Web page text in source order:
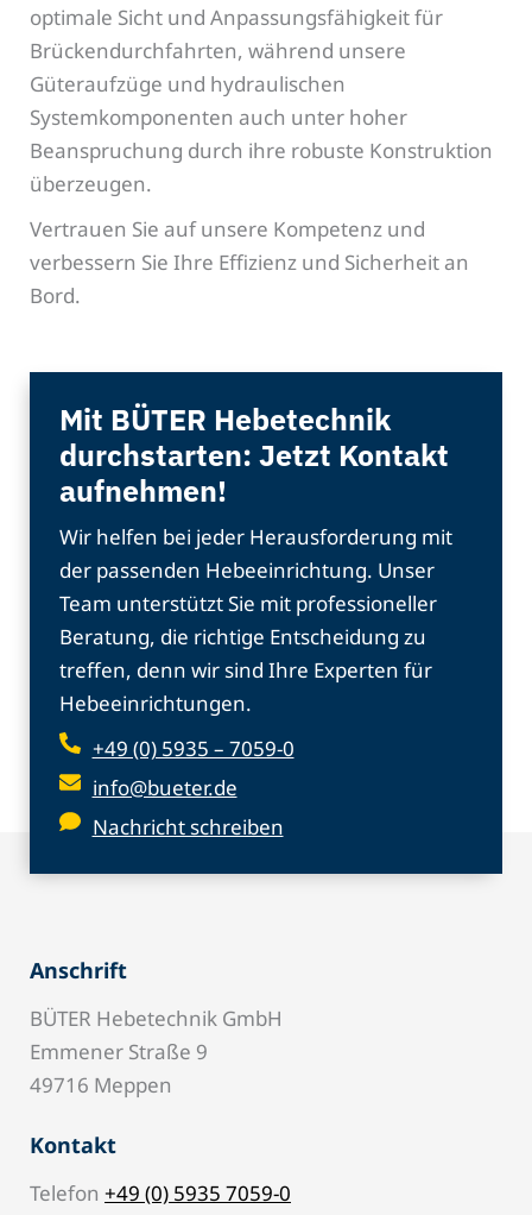
optimale Sicht und Anpassungsfähigkeit für
Brückendurchfahrten, während unsere
Güteraufzüge und hydraulischen
Systemkomponenten auch unter hoher
Beanspruchung durch ihre robuste Konstruktion
überzeugen.
Vertrauen Sie auf unsere Kompetenz und
verbessern Sie Ihre Effizienz und Sicherheit an
Bord.
Mit BÜTER Hebetechnik
durchstarten: Jetzt Kontakt
aufnehmen!
Wir helfen bei jeder Herausforderung mit
der passenden Hebeeinrichtung. Unser
Team unterstützt Sie mit professioneller
Beratung, die richtige Entscheidung zu
treffen, denn wir sind Ihre Experten für
Hebeeinrichtungen.
+49 (0) 5935 – 7059-0
info@bueter.de
Nachricht schreiben
Anschrift
BÜTER Hebetechnik GmbH
Emmener Straße 9
49716 Meppen
Kontakt
Telefon +49 (0) 5935 7059-0